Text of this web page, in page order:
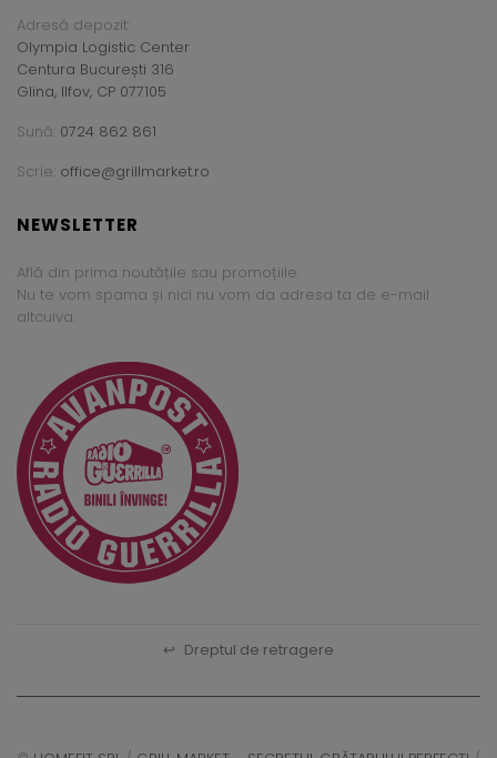
Adresă depozit:
Olympia Logistic Center
Centura București 316
Glina, Ilfov, CP 077105
Sună: 0724 862 861
Scrie: office@grillmarket.ro
NEWSLETTER
Află din prima noutățile sau promoțiile.
Nu te vom spama și nici nu vom da adresa ta de e-mail
altcuiva.
↩ Dreptul de retragere